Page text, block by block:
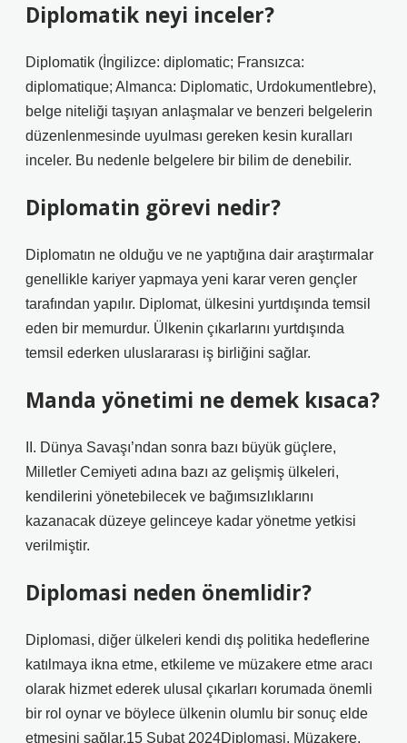
Diplomatik neyi inceler?
Diplomatik (İngilizce: diplomatic; Fransızca:
diplomatique; Almanca: Diplomatic, Urdokumentlebre),
belge niteliği taşıyan anlaşmalar ve benzeri belgelerin
düzenlenmesinde uyulması gereken kesin kuralları
inceler. Bu nedenle belgelere bir bilim de denebilir.
Diplomatin görevi nedir?
Diplomatın ne olduğu ve ne yaptığına dair araştırmalar
genellikle kariyer yapmaya yeni karar veren gençler
tarafından yapılır. Diplomat, ülkesini yurtdışında temsil
eden bir memurdur. Ülkenin çıkarlarını yurtdışında
temsil ederken uluslararası iş birliğini sağlar.
Manda yönetimi ne demek kısaca?
II. Dünya Savaşı’ndan sonra bazı büyük güçlere,
Milletler Cemiyeti adına bazı az gelişmiş ülkeleri,
kendilerini yönetebilecek ve bağımsızlıklarını
kazanacak düzeye gelinceye kadar yönetme yetkisi
verilmiştir.
Diplomasi neden önemlidir?
Diplomasi, diğer ülkeleri kendi dış politika hedeflerine
katılmaya ikna etme, etkileme ve müzakere etme aracı
olarak hizmet ederek ulusal çıkarları korumada önemli
bir rol oynar ve böylece ülkenin olumlu bir sonuç elde
etmesini sağlar.15 Şubat 2024Diplomasi, Müzakere,